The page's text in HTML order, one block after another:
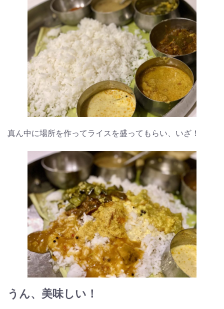
真ん中に場所を作ってライスを盛ってもらい、いざ！
うん、美味しい！